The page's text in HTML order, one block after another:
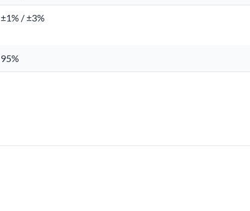
±1% / ±3%
95%